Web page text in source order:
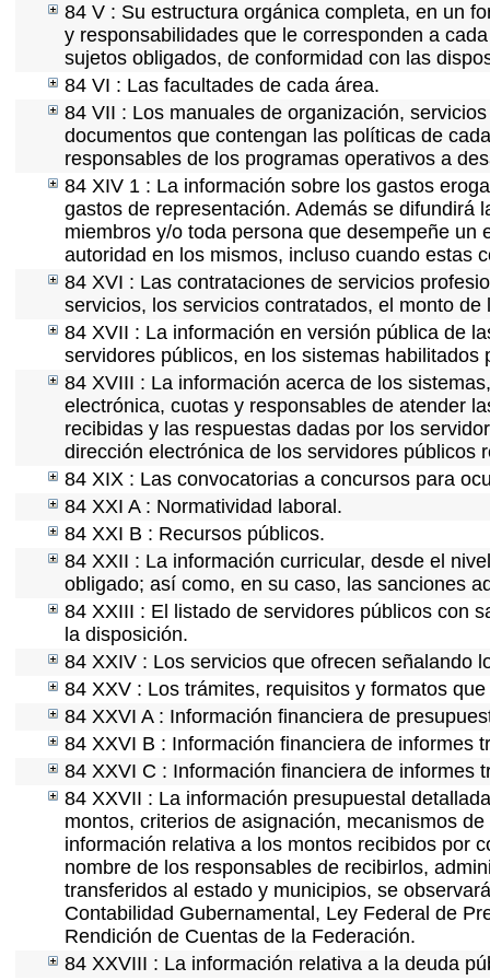
84 V : Su estructura orgánica completa, en un
y responsabilidades que le corresponden a
sujetos obligados, de conformidad con las
84 VI : Las facultades de cada área.
84 VII : Los manuales de organización,
documentos que contengan las políticas de
responsables de los programas operativos a
84 XIV 1 : La información sobre los gastos
gastos de representación. Además se difundirá
miembros y/o toda persona que desempeñe
autoridad en los mismos, incluso cuando estas
84 XVI : Las contrataciones de servicios
servicios, los servicios contratados, el monto
84 XVII : La información en versión pública de
servidores públicos, en los sistemas
84 XVIII : La información acerca de los
electrónica, cuotas y responsables de atender
recibidas y las respuestas dadas por los
dirección electrónica de los servidores públicos
84 XIX : Las convocatorias a concursos para
84 XXI A : Normatividad laboral.
84 XXI B : Recursos públicos.
84 XXII : La información curricular, desde el
obligado; así como, en su caso, las sanciones
84 XXIII : El listado de servidores públicos con
la disposición.
84 XXIV : Los servicios que ofrecen señalando
84 XXV : Los trámites, requisitos y formatos
84 XXVI A : Información financiera de
84 XXVI B : Información financiera de informes
84 XXVI C : Información financiera de informes
84 XXVII : La información presupuestal
montos, criterios de asignación, mecanismos
información relativa a los montos recibidos por
nombre de los responsables de recibirlos,
transferidos al estado y municipios, se
Contabilidad Gubernamental, Ley Federal de
Rendición de Cuentas de la Federación.
84 XXVIII : La información relativa a la deuda